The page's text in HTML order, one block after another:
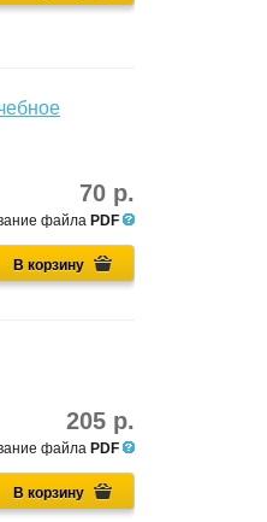
70 р.
файла PDF
В корзину
205 р.
файла PDF
В корзину